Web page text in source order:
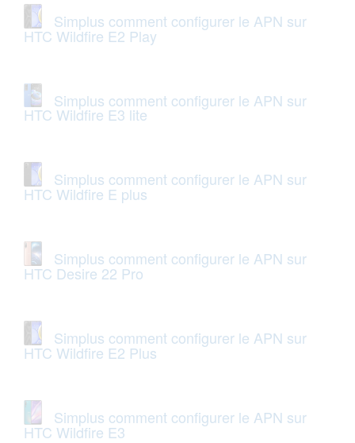
Simplus comment configurer le APN sur
HTC Wildfire E2 Play
Simplus comment configurer le APN sur
HTC Wildfire E3 lite
Simplus comment configurer le APN sur
HTC Wildfire E plus
Simplus comment configurer le APN sur
HTC Desire 22 Pro
Simplus comment configurer le APN sur
HTC Wildfire E2 Plus
Simplus comment configurer le APN sur
HTC Wildfire E3